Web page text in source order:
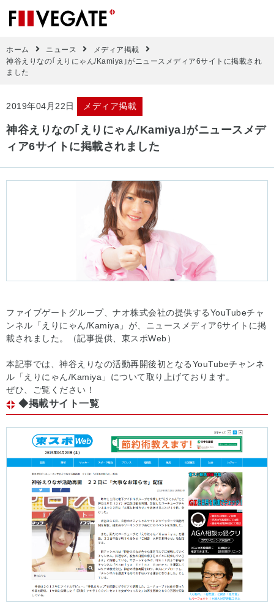
ホーム ニュース
メディア掲載
神谷えりなの｢えりにゃん/Kamiya｣がニュースメディア6サイトに掲載され
ました
2019年04月22日 メディア掲載
神谷えりなの｢えりにゃん/Kamiya｣がニュースメデ
ィア6サイトに掲載されました
ファイブゲートグループ、ナオ株式会社の提供するYouTubeチャ
ンネル「えりにゃん/Kamiya」が、ニュースメディア6サイトに掲
載されました。（記事提供、東スポWeb）
本記事では、神谷えりなの活動再開後初となるYouTubeチャンネ
ル「えりにゃん/Kamiya」について取り上げております。
ぜひ、ご覧ください！
◆掲載サイト一覧